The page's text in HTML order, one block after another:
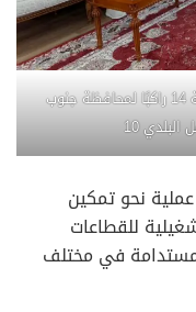
كروة للسيارات تسلّم 10 حافلات ركاب سعة 14 راكبًا لمحافظة جنوب
10
نحو تمكين
للقطاعات
في مختلف